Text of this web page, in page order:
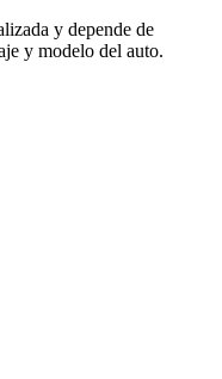
y depende de
y modelo del auto.